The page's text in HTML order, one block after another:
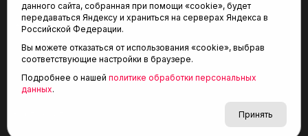
© 2001-2026 Агентство спортивных новостей
данного сайта, собранная при помощи «cookie», будет
передаваться Яндексу и храниться на серверах Яндекса в
Российской Федерации.
Вы можете отказаться от использования «cookie», выбрав
соответствующие настройки в браузере.
Подробнее о нашей политике обработки персональных
данных.
Принять